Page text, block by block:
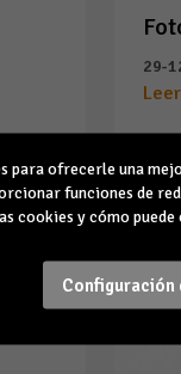
29-
para ofrecerle una
funciones de
cookies y cómo
Configuración